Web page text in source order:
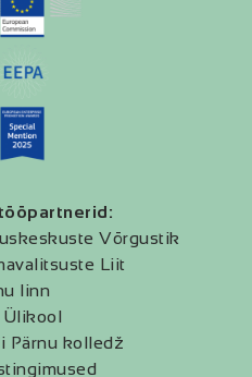
Võrgustik
Liit
linn
Ülikool
Pärnu kolledž